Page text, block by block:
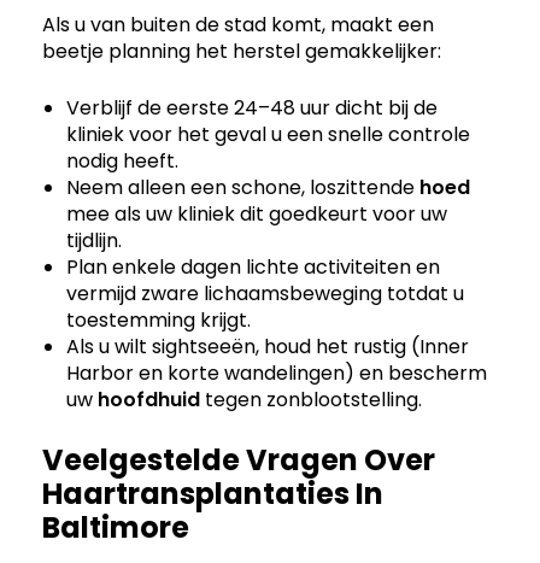
Als u van buiten de stad komt, maakt een
beetje planning het herstel gemakkelijker:
Verblijf de eerste 24–48 uur dicht bij de
kliniek voor het geval u een snelle controle
nodig heeft.
Neem alleen een schone, loszittende hoed
mee als uw kliniek dit goedkeurt voor uw
tijdlijn.
Plan enkele dagen lichte activiteiten en
vermijd zware lichaamsbeweging totdat u
toestemming krijgt.
Als u wilt sightseeën, houd het rustig (Inner
Harbor en korte wandelingen) en bescherm
uw hoofdhuid tegen zonblootstelling.
Veelgestelde Vragen Over
Haartransplantaties In
Baltimore